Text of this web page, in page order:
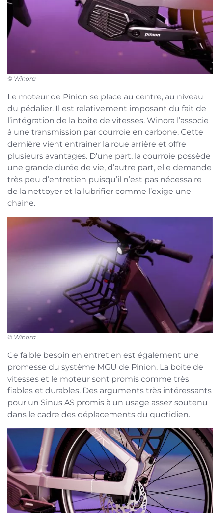
© Winora
Le moteur de Pinion se place au centre, au niveau
du pédalier. Il est relativement imposant du fait de
l’intégration de la boite de vitesses. Winora l’associe
à une transmission par courroie en carbone. Cette
dernière vient entrainer la roue arrière et offre
plusieurs avantages. D’une part, la courroie possède
une grande durée de vie, d’autre part, elle demande
très peu d’entretien puisqu’il n’est pas nécessaire
de la nettoyer et la lubrifier comme l’exige une
chaine.
© Winora
Ce faible besoin en entretien est également une
promesse du système MGU de Pinion. La boite de
vitesses et le moteur sont promis comme très
fiables et durables. Des arguments très intéressants
pour un Sinus AS promis à un usage assez soutenu
dans le cadre des déplacements du quotidien.